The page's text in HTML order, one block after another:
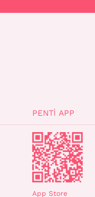
PENTI APP
App Store